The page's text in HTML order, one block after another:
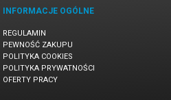
INFORMACJE OGÓLNE
REGULAMIN
PEWNOŚĆ ZAKUPU
POLITYKA COOKIES
POLITYKA PRYWATNOŚCI
OFERTY PRACY